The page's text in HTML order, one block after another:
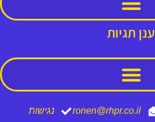
ענן תגיות
ronen@rhpr.co.il נגישות